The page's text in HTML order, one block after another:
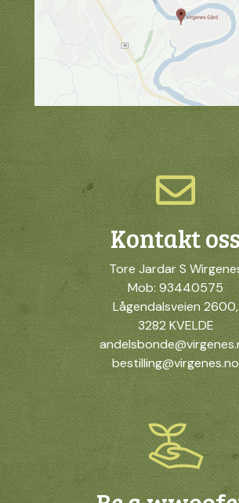
Kontakt oss
Tore Jardar S
Mob: 93440575
Lågendalsveien 2600,
3282 KVELDE
bestilling@virgenes.no